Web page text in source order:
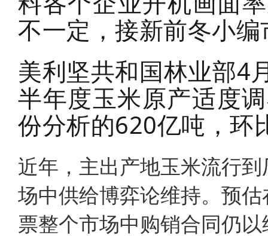
不一定，接新前冬小
美利坚共和国林业部4
半年度玉米原产适度
份分析的620亿吨，环
近年，主出产地玉米流行
场中供给博弈论维持。预
票整个市场中购销合同仍